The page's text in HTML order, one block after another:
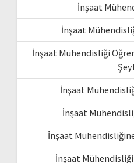
İnşaat
İnşaat
İnşaat Mühendisliği
İnşaat
İnşaat
İnşaat
İnşaat